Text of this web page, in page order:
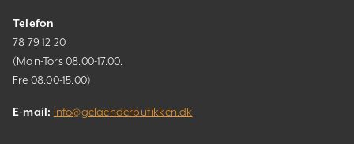
Telefon
78 79 12 20
(Man-Tors 08.00-17.00.
Fre 08.00-15.00)
E-mail: info@gelaenderbutikken.dk